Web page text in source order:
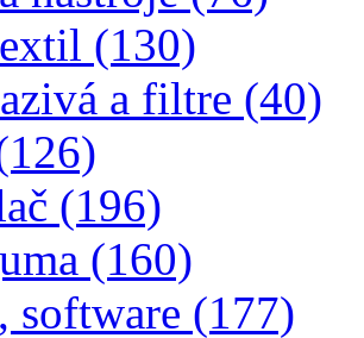
(130)
a filtre (40)
(196)
(160)
software (177)